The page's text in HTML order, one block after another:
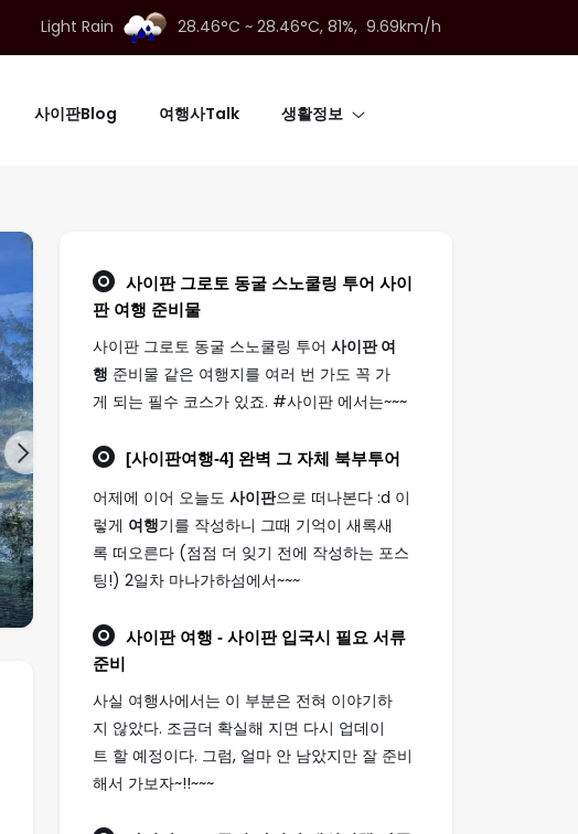
Light Rain 28.46°C ~ 28.46°C, 81%, 9.69km/h
사이판Blog 여행사Talk 생활정보
사이판 그로토 동굴 스노쿨링 투어 사이
판 여행 준비물
사이판 그로토 동굴 스노쿨링 투어 사이판 여
행 준비물 같은 여행지를 여러 번 가도 꼭 가
게 되는 필수 코스가 있죠. #사이판 에서는~~~
[사이판여행-4] 완벽 그 자체 북부투어
어제에 이어 오늘도 사이판으로 떠나본다 :d 이
렇게 여행기를 작성하니 그때 기억이 새록새
록 떠오른다 (점점 더 잊기 전에 작성하는 포스
팅!) 2일차 마나가하섬에서~~~
사이판 여행 - 사이판 입국시 필요 서류
준비
사실 여행사에서는 이 부분은 전혀 이야기하
지 않았다. 조금더 확실해 지면 다시 업데이
트 할 예정이다. 그럼, 얼마 안 남았지만 잘 준비
해서 가보자~!!~~~